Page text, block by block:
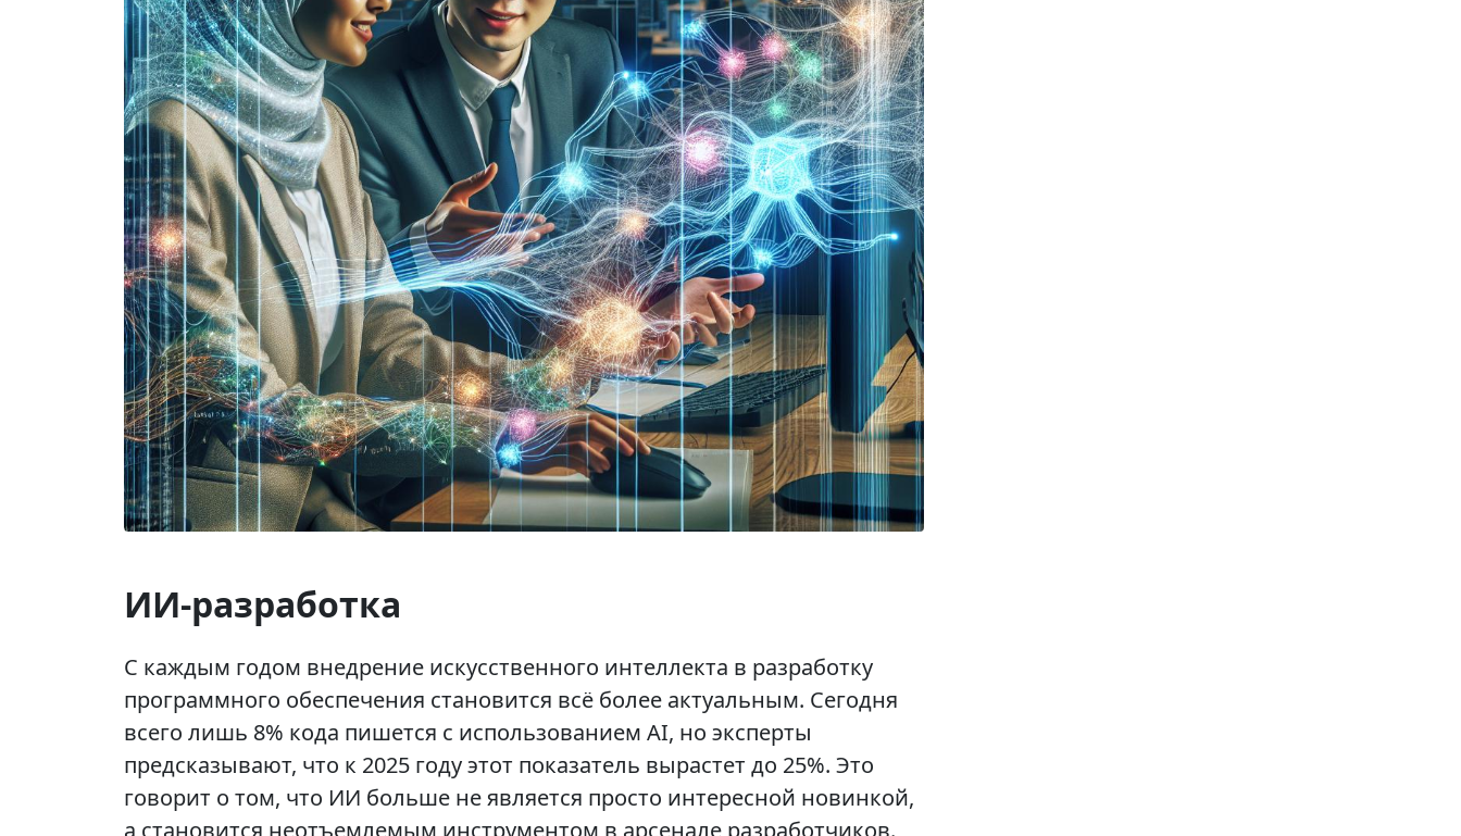
ИИ-разработка
С каждым годом внедрение искусственного интеллекта в разработку
программного обеспечения становится всё более актуальным. Сегодня
всего лишь 8% кода пишется с использованием AI, но эксперты
предсказывают, что к 2025 году этот показатель вырастет до 25%. Это
говорит о том, что ИИ больше не является просто интересной новинкой,